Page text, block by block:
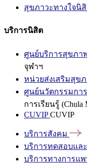
สุขภาวะทางใจนิ
บริการนิสิต
ศูนย์บริการสุขภา
จุฬาฯ
หน่วยส่งเสริมสุข
ศูนย์นวัตกรรมการ
การเรียนรู้ (Chula
CUVIPCUVIP
บริการสังคม
บริการทดสอบแล
บริการทางการแ